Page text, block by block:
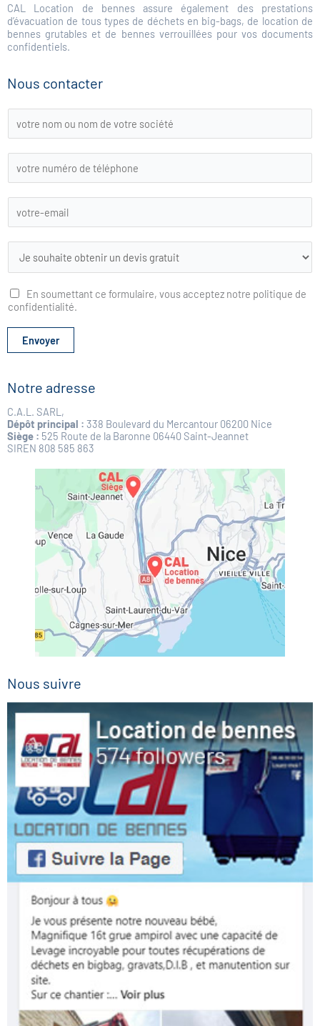
CAL Location de bennes assure également des prestations
d’évacuation de tous types de déchets en big-bags, de location de
bennes grutables et de bennes verrouillées pour vos documents
confidentiels.
Nous contacter
s
t
e
d
é
o
a
t
e
En soumettant ce formulaire, vous acceptez notre politique de
confidentialité.
Envoyer
Notre adresse
C.A.L. SARL,
Dépôt principal : 338 Boulevard du Mercantour 06200 Nice
Siège : 525 Route de la Baronne 06440 Saint-Jeannet
SIREN 808 585 863
Nous suivre